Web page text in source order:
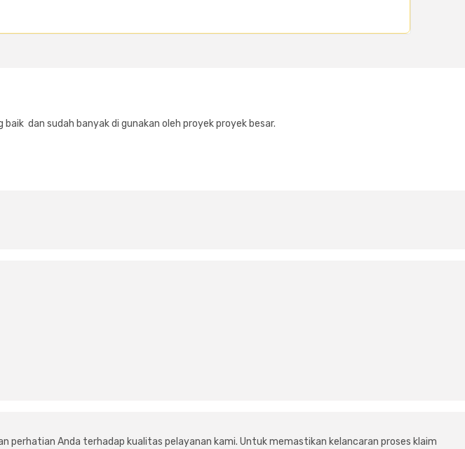
dan sudah banyak di gunakan oleh proyek proyek besar.
perhatian Anda terhadap kualitas pelayanan kami. Untuk memastikan kelancaran proses klaim